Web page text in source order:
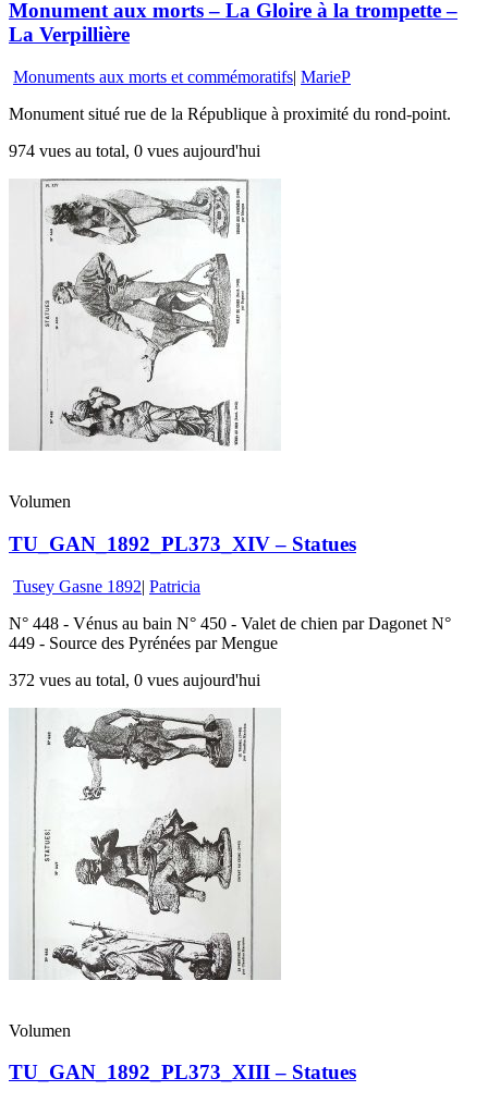
Monument aux morts – La Gloire à la trompette –
La Verpillière
Monuments aux morts et commémoratifs| MarieP
Monument situé rue de la République à proximité du rond-point.
974 vues au total, 0 vues aujourd'hui
Volumen
TU_GAN_1892_PL373_XIV – Statues
Tusey Gasne 1892| Patricia
N° 448 - Vénus au bain N° 450 - Valet de chien par Dagonet N°
449 - Source des Pyrénées par Mengue
372 vues au total, 0 vues aujourd'hui
Volumen
TU_GAN_1892_PL373_XIII – Statues